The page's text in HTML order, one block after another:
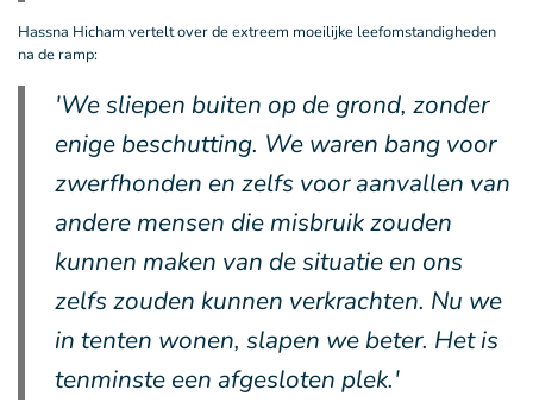
Hassna Hicham vertelt over de extreem moeilijke leefomstandigheden
na de ramp:
'We sliepen buiten op de grond, zonder
enige beschutting. We waren bang voor
zwerfhonden en zelfs voor aanvallen van
andere mensen die misbruik zouden
kunnen maken van de situatie en ons
zelfs zouden kunnen verkrachten. Nu we
in tenten wonen, slapen we beter. Het is
tenminste een afgesloten plek.'